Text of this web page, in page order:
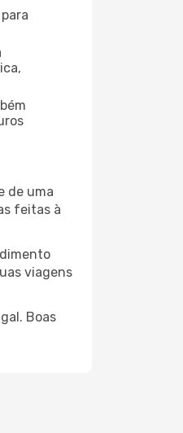
de uma
feitas à
viagens
Boas